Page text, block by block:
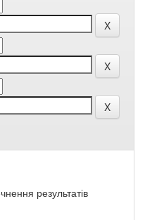
результатів